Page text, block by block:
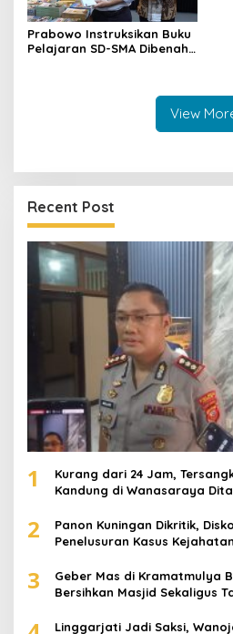
Prabowo Instruksikan Buku
Pelajaran SD-SMA Dibenahi,
View
Recent Post
1
Kurang dari 24 Jam,
Kandung di Wanasaraya
2
Panon Kuningan Dikritik,
Penelusuran Kasus Kejahatan
3
Geber Mas di Kramatmulya
Bersihkan Masjid Sekaligus
Linggarjati Jadi Saksi,